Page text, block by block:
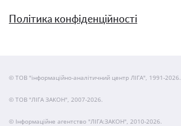
Політика конфіденційності
© ТОВ "інформаційно-аналітичний центр ЛІГА", 1991-2026.
© ТОВ "ЛІГА ЗАКОН", 2007-2026.
© Інформаційне агентство "ЛІГА:ЗАКОН", 2010-2026.